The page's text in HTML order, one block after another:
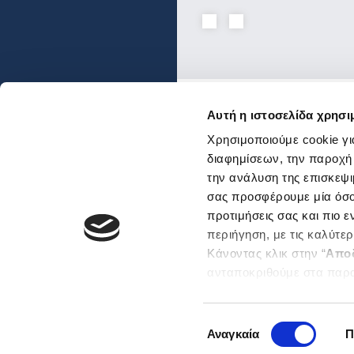
Αυτή η ιστοσελίδα
Χρησιμοποιούμε cookie
διαφημίσεων, την
την ανάλυση της
σας προσφέρουμε μία όσο
προτιμήσεις σας και πιο
περιήγηση, με τις
Κάνοντας κλικ στην “
ανταποκριθούμε στα
“Αποδοχή επιλογών
”.
cookies κάνονταςκλικ
συγκατάθεσης
Αναγκαία
Ενώσεις και
Χρήσιμοι κόμβοι
Επικοινωνία
Αποστολή Ηλ.
Emails και τηλέφωνα
εξυπηρέτησης
Βρείτε μας εδώ
Αθήνα
Sitemap